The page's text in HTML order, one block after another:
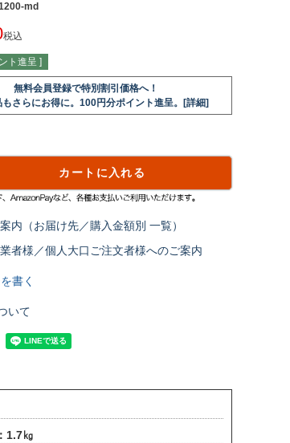
md
税込
ト進呈 ]
無料会員登録で特別割引価格へ！
もさらにお得に。100円分ポイント進呈。[詳細]
カートに入れる
内（お届け先／購入金額別 一覧）
者様／個人大口ご注文者様へのご案内
書く
いて
1.7㎏